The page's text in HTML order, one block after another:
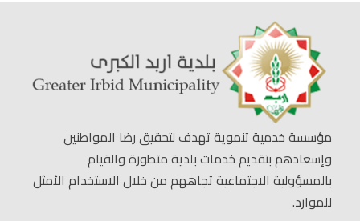
مؤسسة خدمية تنموية تهدف لتحقيق رضا المواطنين
وإسعادهم بتقديم خدمات بلدية متطورة والقيام
بالمسؤولية الاجتماعية تجاههم من خلال الاستخدام الأمثل
للموارد.